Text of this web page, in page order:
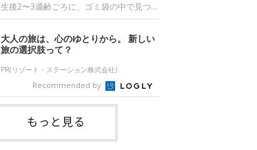
でうとうとし始めたのだとか。飼い主さ
モちゃんが生後1カ月ごろに撮影された一
枚。飼い主さんの自宅マンションの駐輪場
です。子猫時代のモモちゃん。
@Kingponzuその日は気温が35℃を
ももちゃん“おしゃべり”なももちゃん。
@poocoonyan紹介するのは、Instagram
ユーザー@poocoonyanさんの愛猫・もも
ちゃん（取材時1才／マンチカン）です。
こちらの動画は、ももちゃんが生後2カ月
を過ぎたころ、お迎え2日目に撮影された
もの。新しい環境にゆっくり慣れてもらう
ため、当時はケージの中で過ごしていまし
た。鳴いてアピールするももち
に！ 美しい黒猫に成長した姿にグッ
とくる
生後2〜3週齢ごろに、ゴミ袋の中で見つか
った小さな命。ミルクから育てられたその
子猫は今、家族に欠かせない存在へと成長
しました。ゴミ袋の中で見つかった、ミニ
モグラのような子猫よちよち歩きをしてい
たころの、生後2〜3週齢ごろのドンちゃ
ん。@doddou_1今回紹介するのは、
X（旧Twitter）ユーザー@doddou_1さん
の愛猫・ドンちゃん（取材時、推定6才／
本名：ドミトリー・ドンスコイ）。ドンち
ゃんは、保護猫でした。ドンちゃんが見つ
かったのは、飼い主さんの姉の勤め先の敷
大人の旅は、心のゆとりから。 新しい
旅の選択肢って？
PR(リゾート・ステーション株式会社)
Recommended by
もっと見る